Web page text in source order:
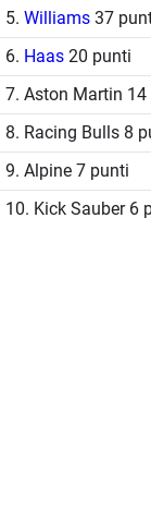
5. Williams 37
6. Haas 20 punti
7. Aston Martin 14
8. Racing Bulls 8
9. Alpine 7 punti
10. Kick Sauber 6